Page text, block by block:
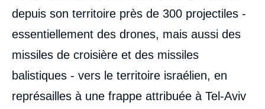
depuis son territoire près de 300 projectiles -
essentiellement des drones, mais aussi des
missiles de croisière et des missiles
balistiques - vers le territoire israélien, en
représailles à une frappe attribuée à Tel-Aviv